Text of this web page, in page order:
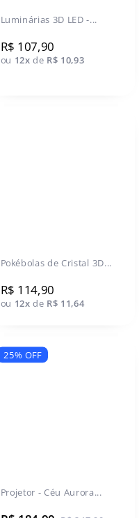
Luminárias 3D LED -...
R$ 107,90
ou 12x de R$ 10,93
Pokébolas de Cristal 3D...
R$ 114,90
ou 12x de R$ 11,64
25% OFF
Projetor - Céu Aurora...